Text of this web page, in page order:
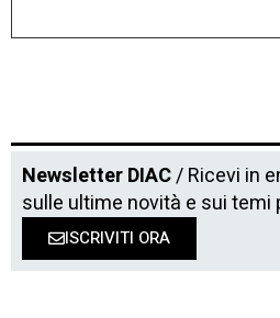
Newsletter DIAC/ Ricevi in
sulle ultime novità e sui temi
ISCRIVITI ORA